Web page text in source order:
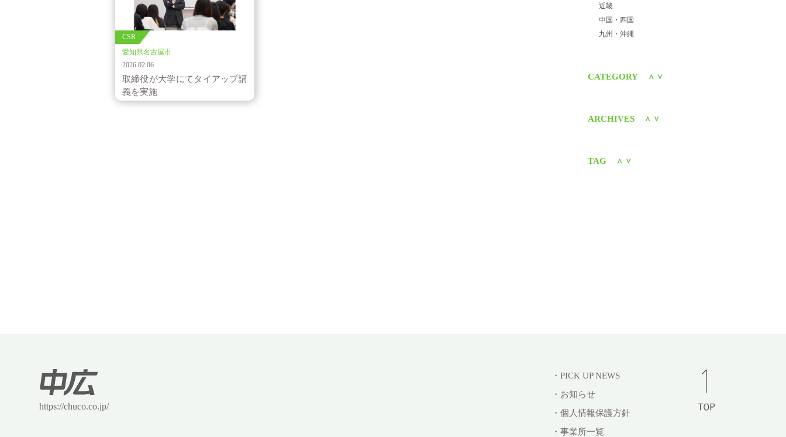
CSR
愛知県名古屋市
2026.02.06
取締役が大学にてタイアップ講
義を実施
近畿
中国・四国
九州・沖縄
CATEGORY ＜ ＞
ARCHIVES ＜ ＞
TAG ＜ ＞
https://chuco.co.jp/
・PICK UP NEWS
・お知らせ
・個人情報保護方針
・事業所一覧